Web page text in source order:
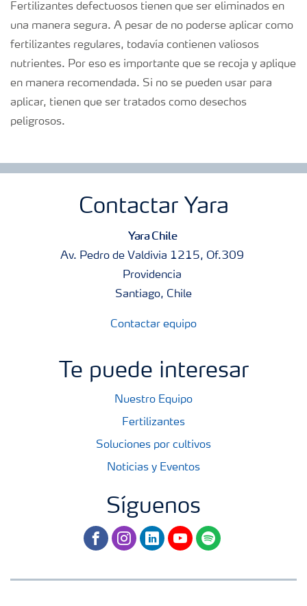
Fertilizantes defectuosos tienen que ser eliminados en
una manera segura. A pesar de no poderse aplicar como
fertilizantes regulares, todavía contienen valiosos
nutrientes. Por eso es importante que se recoja y aplique
en manera recomendada. Si no se pueden usar para
aplicar, tienen que ser tratados como desechos
peligrosos.
Contactar Yara
Yara Chile
Av. Pedro de Valdivia 1215, Of.309
Providencia
Santiago, Chile
Contactar equipo
Te puede interesar
Nuestro Equipo
Fertilizantes
Soluciones por cultivos
Noticias y Eventos
Síguenos
facebookinstagram
linkedinyoutubespotify